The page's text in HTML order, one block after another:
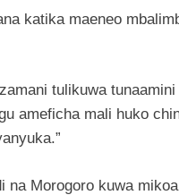
katika maeneo
tulikuwa
ameficha mali huko
na Morogoro kuwa